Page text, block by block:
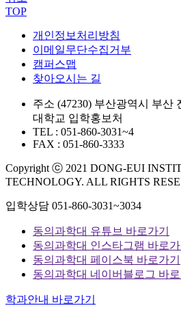
TOP
개인정보처리방침
이메일무단수집거부
캠퍼스맵
찾아오시는 길
주소 (47230) 부산광역시 부산
대학교 입학홍보처
TEL : 051-860-3031~4
FAX : 051-860-3333
Copyright ⓒ 2021 DONG-EUI
TECHNOLOGY. ALL RIGHTS
입학상담 051-860-3031~3034
동의과학대 유튜브 바로가기
동의과학대 인스타그램 바로가
동의과학대 페이스북 바로가기
동의과학대 네이버블로그 바로
학과안내 바로가기